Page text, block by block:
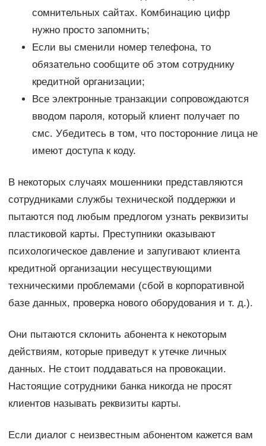
сомнительных сайтах. Комбинацию цифр
нужно просто запомнить;
Если вы сменили номер телефона, то
обязательно сообщите об этом сотруднику
кредитной организации;
Все электронные транзакции сопровождаются
вводом пароля, который клиент получает по
смс. Убедитесь в том, что посторонние лица не
имеют доступа к коду.
В некоторых случаях мошенники представляются
сотрудниками службы технической поддержки и
пытаются под любым предлогом узнать реквизиты
пластиковой карты. Преступники оказывают
психологическое давление и запугивают клиента
кредитной организации несуществующими
техническими проблемами (сбой в корпоративной
базе данных, проверка нового оборудования и т. д.).
Они пытаются склонить абонента к некоторым
действиям, которые приведут к утечке личных
данных. Не стоит поддаваться на провокации.
Настоящие сотрудники банка никогда не просят
клиентов называть реквизиты карты.
Если диалог с неизвестным абонентом кажется вам